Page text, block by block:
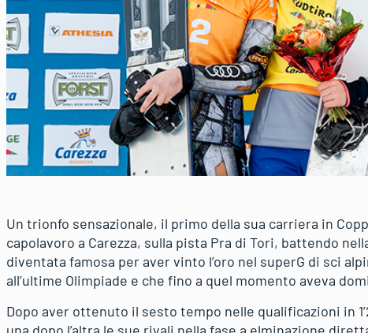
Un trionfo sensazionale, il primo della sua carriera in
capolavoro a Carezza, sulla pista Pra di Tori, battendo
diventata famosa per aver vinto l’oro nel superG di sci
all’ultime Olimpiade e che fino a quel momento aveva
Dopo aver ottenuto il sesto tempo nelle qualificazioni in
una dopo l’altra le sue rivali nella fase a elminazione